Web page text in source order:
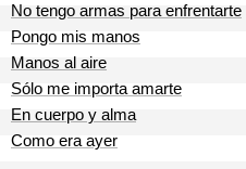
No tengo armas para enfrentarte
Pongo mis manos
Manos al aire
Sólo me importa amarte
En cuerpo y alma
Como era ayer